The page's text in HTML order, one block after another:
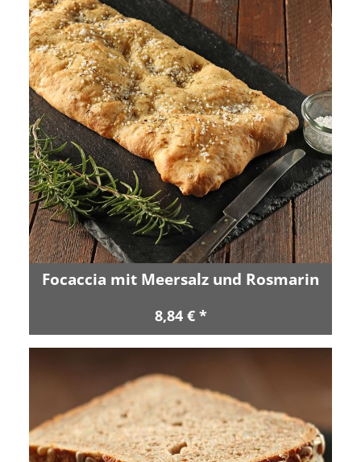
Focaccia mit Meersalz und Rosmarin
8,84 € *